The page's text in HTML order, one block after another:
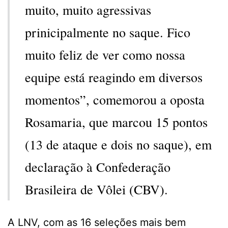
muito, muito agressivas
prinicipalmente no saque. Fico
muito feliz de ver como nossa
equipe está reagindo em diversos
momentos”, comemorou a oposta
Rosamaria, que marcou 15 pontos
(13 de ataque e dois no saque), em
declaração à Confederação
Brasileira de Vôlei (CBV).
A LNV, com as 16 seleções mais bem